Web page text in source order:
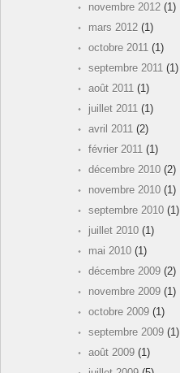
novembre 2012 (1)
mars 2012 (1)
octobre 2011 (1)
septembre 2011 (1)
août 2011 (1)
juillet 2011 (1)
avril 2011 (2)
février 2011 (1)
décembre 2010 (2)
novembre 2010 (1)
septembre 2010 (1)
juillet 2010 (1)
mai 2010 (1)
décembre 2009 (2)
novembre 2009 (1)
octobre 2009 (1)
septembre 2009 (1)
août 2009 (1)